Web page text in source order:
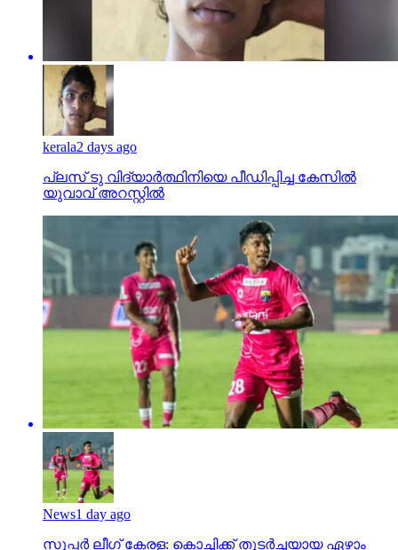
kerala2 days ago
പ്ലസ് ടു വിദ്യാര്‍ത്ഥിനിയെ പീഡിപ്പിച്ച കേസില്‍
യുവാവ് അറസ്റ്റില്‍
News1 day ago
സൂപ്പര്‍ ലീഗ് കേരള: കൊച്ചിക്ക് തുടര്‍ച്ചയായ ഏഴാം